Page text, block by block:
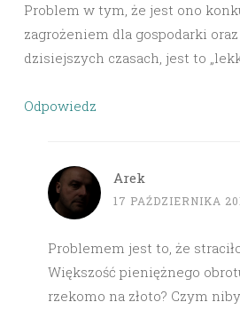
Problem w tym, że jest ono
zagrożeniem dla gospodarki
dzisiejszych czasach, jest to
Odpowiedz
Arek
17 PAŹDZIERNIKA
Problemem jest to, że
Większość pieniężnego
rzekomo na złoto? Czym